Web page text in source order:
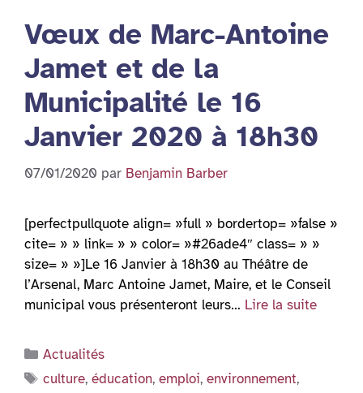
Vœux de Marc-Antoine
Jamet et de la
Municipalité le 16
Janvier 2020 à 18h30
07/01/2020 par Benjamin Barber
[perfectpullquote align= »full » bordertop= »false »
cite= » » link= » » color= »#26ade4″ class= » »
size= » »]Le 16 Janvier à 18h30 au Théâtre de
l’Arsenal, Marc Antoine Jamet, Maire, et le Conseil
municipal vous présenteront leurs… Lire la suite
Catégories
Actualités
Étiquettes
culture,éducation,emploi,environnement,